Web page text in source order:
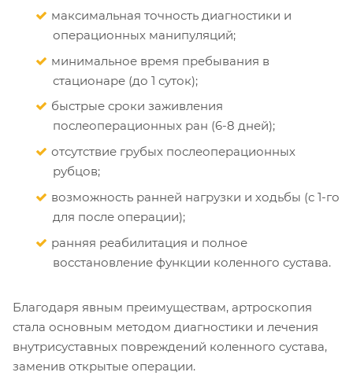
максимальная точность диагностики и
операционных манипуляций;
минимальное время пребывания в
стационаре (до 1 суток);
быстрые сроки заживления
послеоперационных ран (6-8 дней);
отсутствие грубых послеоперационных
рубцов;
возможность ранней нагрузки и ходьбы (с 1-го
для после операции);
ранняя реабилитация и полное
восстановление функции коленного сустава.
Благодаря явным преимуществам, артроскопия
стала основным методом диагностики и лечения
внутрисуставных повреждений коленного сустава,
заменив открытые операции.